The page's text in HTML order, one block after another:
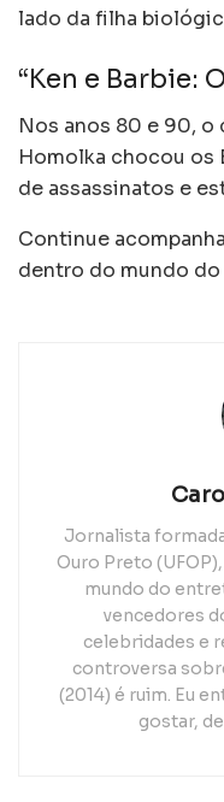
lado da filha
“Ken e Barbie:
Nos anos 80 e 90, o
Homolka chocou os
de assassinatos e
Continue
dentro do mundo
Jornalista
Ouro Preto
mundo do
vencedores
celebridades e
controversa
(2014) é ruim. Eu
gostar,